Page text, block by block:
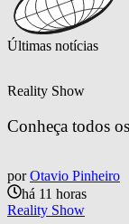
Últimas notícias
Reality Show
Conheça todos
por Otavio Pinheiro
há 11 horas
Reality Show